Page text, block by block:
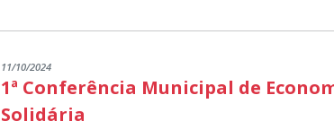
11/10/2024
1ª Conferência Municipal de
Solidária